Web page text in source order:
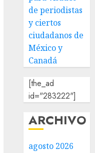
de periodistas
y ciertos
ciudadanos de
México y
Canadá
[the_ad
id="283222"]
ARCHIVO
agosto 2026